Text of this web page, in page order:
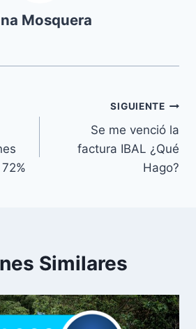
Mosquera
SIGUIENTE
Se me venció la
factura IBAL ¿Qué
Hago?
Similares